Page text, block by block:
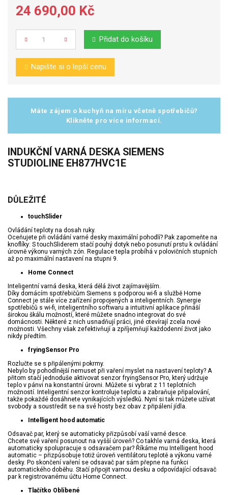
24 690,00 Kč
Počet Přidat do košíku
Napište si o lepší cenu
Máte zájem o kuchyň na míru včetně spotřebičů?
Klikněte pro více informací.
INDUKČNÍ VARNÁ DESKA SIEMENS
STUDIOLINE EH877HVC1E
DŮLEŽITÉ
touchSlider
Ovládání teploty na dosah ruky.
Oceňujete při ovládání varné desky maximální pohodlí? Pak zapomeňte na
knoflíky: S touchSliderem stačí pouhý dotyk nebo posunutí prstu k ovládání
úrovně výkonu varných zón. Regulace tepla probíhá v polovičních stupních
až po maximální nastavení na stupni 9.
Home Connect
Inteligentní varná deska, která dělá život zajímavějším.
Díky domácím spotřebičům Siemens s podporou wi-fi a službě Home
Connect je stále více zařízení propojených a inteligentních. Synergie
spotřebičů s wi-fi, inteligentního softwaru a intuitivní aplikace přináší
širokou škálu možností, které můžete snadno integrovat do své
domácnosti. Některé z nich usnadňují práci, jiné otevírají zcela nové
možnosti. Všechny však zefektivňují a zpříjemňují každodenní život jako
nikdy předtím.
fryingSensor Pro
Rozlučte se s připálenými pokrmy.
Nebylo by pohodlnější nemuset při vaření myslet na nastavení teploty? A
přitom stačí jednoduše aktivovat senzor fryingSensor Pro, který udržuje
teplo v pánvi na konstantní úrovni. Můžete si vybrat z 11 teplotních
možností. Inteligentní senzor kontroluje teplotu a zabraňuje připalování,
takže pokaždé dosáhnete vynikajících výsledků. Nyní si tak můžete užívat
svobody a soustředit se na své hosty bez obav z připálení jídla.
Intelligent hood automatic
Odsavač par, který se automaticky přizpůsobí vaší varné desce.
Chcete své vaření posunout na vyšší úroveň? Co takhle varná deska, která
automaticky spolupracuje s odsavačem par? Říkáme mu Intelligent hood
automatic – přizpůsobuje totiž úroveň ventilátoru teplotě a výkonu varné
desky. Po skončení vaření se odsavač par sám přepne na funkci
automatického doběhu. Stačí připojit varnou desku a odpovídající odsavač
par k registrovanému účtu Home Connect.
Tlačítko Oblíbené